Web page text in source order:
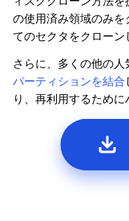
の使用済み領域のみ
てのセクタをクローン
さらに、多くの他の人
パーティションを結合
り、再利用するために